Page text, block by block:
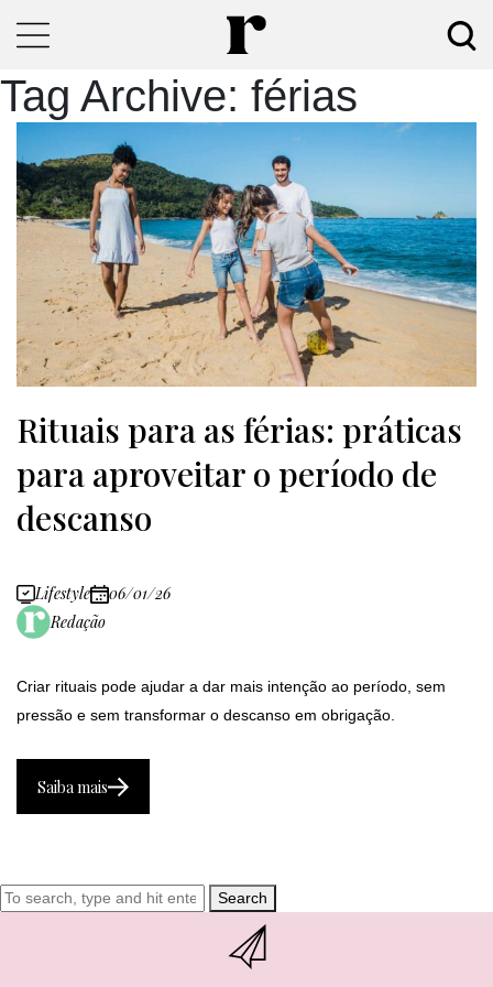
Tag Archive: férias
Rituais para as férias: práticas
para aproveitar o período de
descanso
Lifestyle
06/01/26
Redação
Criar rituais pode ajudar a dar mais intenção ao período, sem
pressão e sem transformar o descanso em obrigação.
Saiba mais
Search